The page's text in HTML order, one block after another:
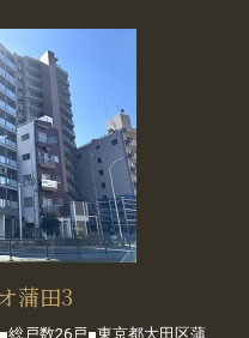
蒲田3
総戸数26戸■東京都大田区蒲